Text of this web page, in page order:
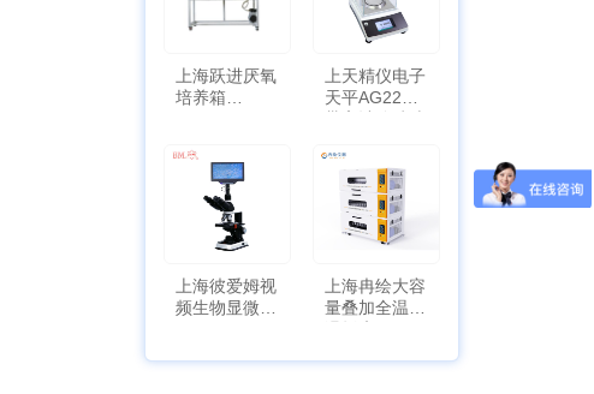
上海跃进厌氧
培养箱
上天精仪电子
天平AG2255
上海彼爱姆视
频生物显微镜
上海冉绘大容
量叠加全温恒